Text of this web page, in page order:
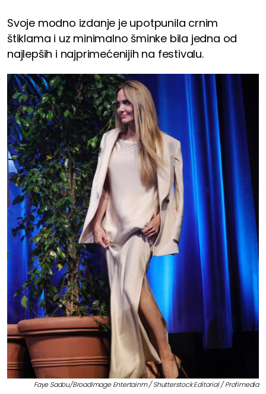
Svoje modno izdanje je upotpunila crnim
štiklama i uz minimalno šminke bila jedna od
najlepših i najprimećenijih na festivalu.
Faye Sadou/Broadimage Entertainm / Shutterstock Editorial / Profimedia